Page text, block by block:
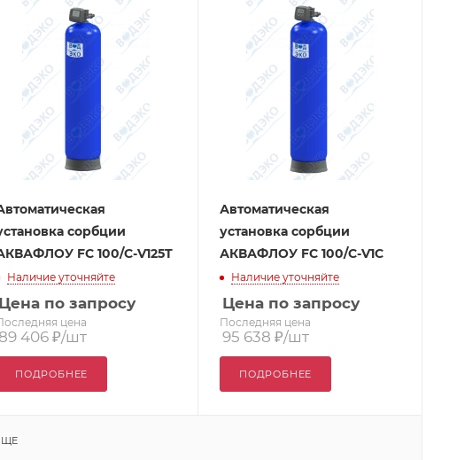
сорбции
FC 100/С-V125T
Наличие уточняйте
Цена по запросу
цена
89 406 ₽/шт
ПОДРОБНЕЕ
Автоматическая
установка сорбции
АКВАФЛОУ FC 100/С-V1C
Наличие уточняйте
Цена по запросу
Последняя цена
95 638 ₽/шт
ПОДРОБНЕЕ